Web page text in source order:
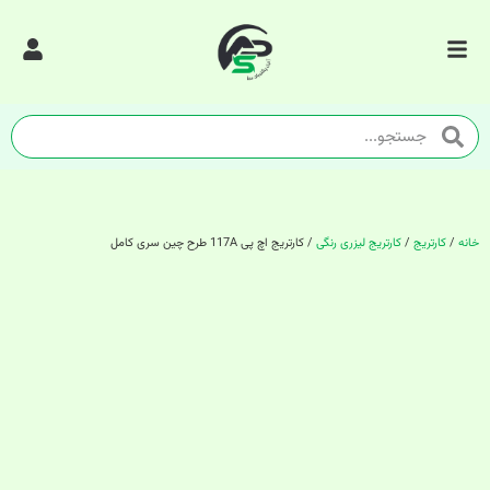
خانه /کارتریج /کارتریج لیزری رنگی / کارتریج اچ پی 117A طرح چین سری کامل